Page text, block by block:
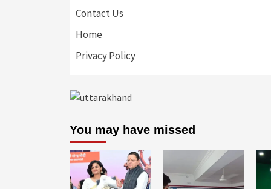
Contact Us
Home
Privacy Policy
You may have missed